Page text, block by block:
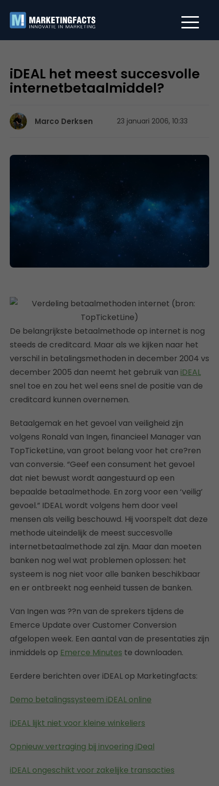
iDEAL het meest succesvolle
internetbetaalmiddel?
Marco Derksen 23 januari 2006, 10:33
De belangrijkste betaalmethode op internet is nog
steeds de creditcard. Maar als we kijken naar het
verschil in betalingsmethoden in december 2004 vs
december 2005 dan neemt het gebruik van iDEAL
snel toe en zou het wel eens snel de positie van de
creditcard kunnen overnemen.
Betaalgemak en het gevoel van veiligheid zijn
volgens Ronald van Ingen, financieel Manager van
TopTicketLine, van groot belang voor het cre?ren
van conversie. “Geef een consument het gevoel
dat niet bewust wordt aangestuurd op een
bepaalde betaalmethode. En zorg voor een ‘veilig’
gevoel.” IDEAL wordt volgens hem door veel
mensen als veilig beschouwd. Hij voorspelt dat deze
methode uiteindelijk de meest succesvolle
internetbetaalmethode zal zijn. Maar dan moeten
banken nog wel wat problemen oplossen: het
systeem is nog niet voor alle banken beschikbaar
en er ontbreekt nog eenheid tussen de banken.
Van Ingen was ??n van de sprekers tijdens de
Emerce Update over Customer Conversion
afgelopen week. Een aantal van de presentaties zijn
inmiddels op Emerce Minutes te downloaden.
Eerdere berichten over iDEAL op Marketingfacts:
Demo betalingssysteem iDEAL online
iDEAL lijkt niet voor kleine winkeliers
Opnieuw vertraging bij invoering iDeal
iDEAL ongeschikt voor zakelijke transacties